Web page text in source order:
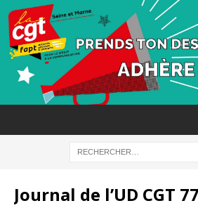
Journal de l’UD CGT